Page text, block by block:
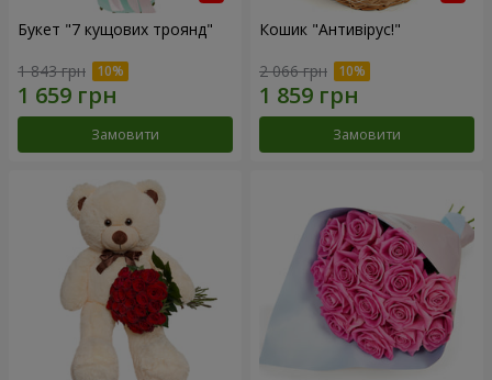
Букет "7 кущових троянд"
1 843 грн
Замовити
Кошик "Антивірус!"
2 066 грн
Замовити